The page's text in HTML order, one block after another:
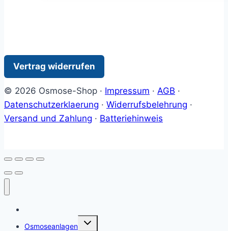
Vertrag widerrufen
© 2026 Osmose-Shop · Impressum · AGB ·
Datenschutzerklaerung · Widerrufsbelehrung ·
Versand und Zahlung · Batteriehinweis
Osmoseanlagen
Untermenü